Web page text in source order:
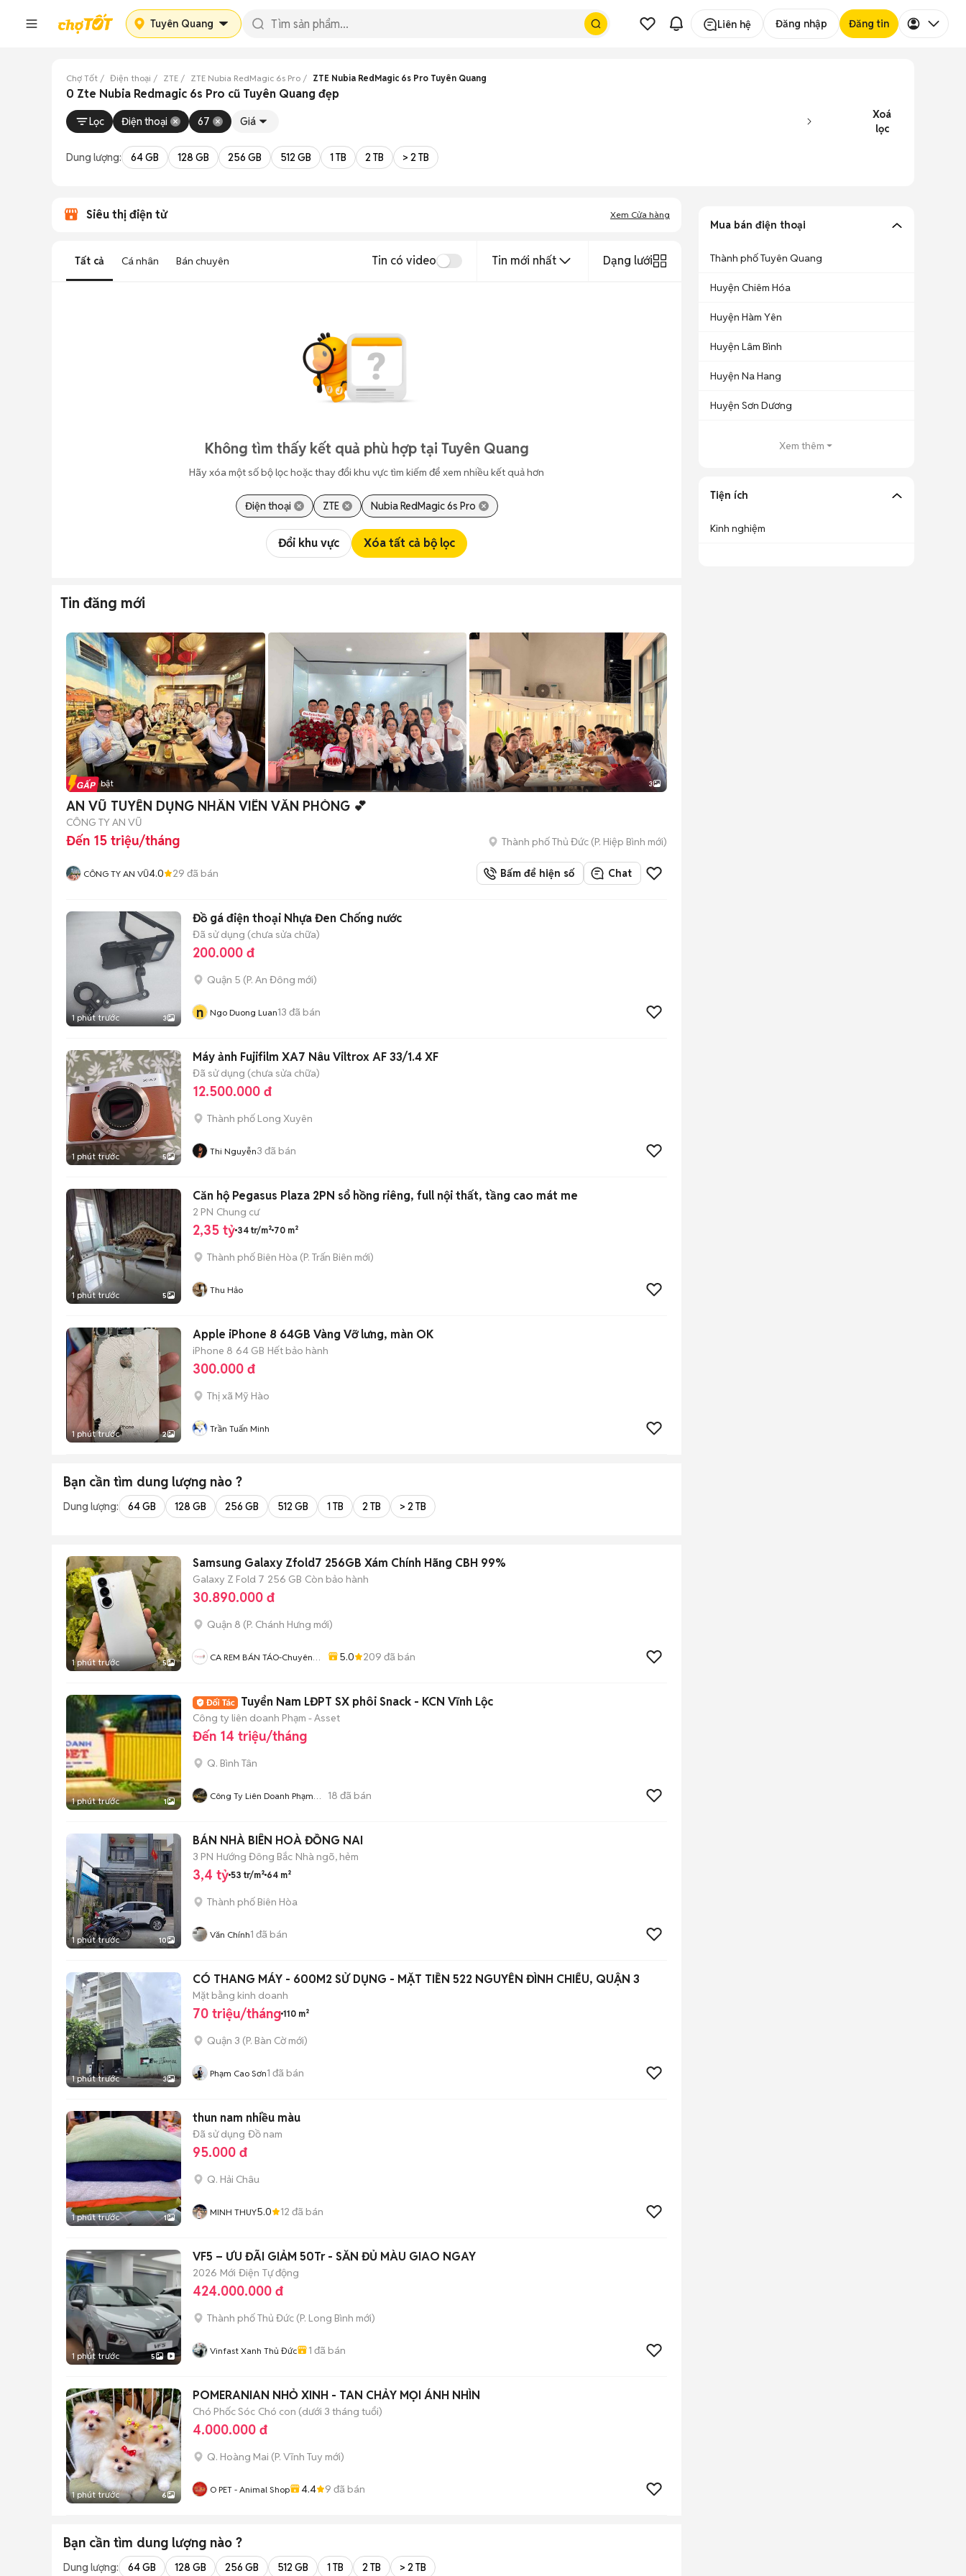
Tuyên Quang Liên hệ Đăng nhập Đăng tin
Chợ Tốt Điện thoại ZTE ZTE Nubia RedMagic 6s Pro ZTE Nubia RedMagic 6s Pro Tuyên Quang
0 Zte Nubia Redmagic 6s Pro cũ Tuyên Quang đẹp
Lọc Điện thoại 67 Giá
Xoá
lọc
Dung lượng: 64 GB 128 GB 256 GB 512 GB 1 TB 2 TB > 2 TB
Siêu thị điện tử Xem Cửa hàng
Tất cả Cá nhân Bán chuyên Tin có video Tin mới nhất Dạng lưới
Không tìm thấy kết quả phù hợp tại Tuyên Quang
Hãy xóa một số bộ lọc hoặc thay đổi khu vực tìm kiếm để xem nhiều kết quả hơn
Điện thoại ZTE Nubia RedMagic 6s Pro
Đổi khu vực Xóa tất cả bộ lọc
Tin đăng mới
Tin nổi bật 3
AN VŨ TUYỂN DỤNG NHÂN VIÊN VĂN PHÒNG 💕
CÔNG TY AN VŨ
Đến 15 triệu/tháng Thành phố Thủ Đức (P. Hiệp Bình mới)
CÔNG TY AN VŨ4.0 29 đã bán Bấm để hiện số Chat
1 phút trước 3
Đồ gá điện thoại Nhựa Đen Chống nước
Đã sử dụng (chưa sửa chữa)
200.000 đ
Quận 5 (P. An Đông mới)
n Ngo Duong Luan13 đã bán
1 phút trước 5
Máy ảnh Fujifilm XA7 Nâu Viltrox AF 33/1.4 XF
Đã sử dụng (chưa sửa chữa)
12.500.000 đ
Thành phố Long Xuyên
Thi Nguyễn3 đã bán
1 phút trước 5
Căn hộ Pegasus Plaza 2PN sổ hồng riêng, full nội thất, tầng cao mát me
2 PN Chung cư
2,35 tỷ 34 tr/m² 70 m²
Thành phố Biên Hòa (P. Trấn Biên mới)
Thu Hảo
1 phút trước 2
Apple iPhone 8 64GB Vàng Vỡ lưng, màn OK
iPhone 8 64 GB Hết bảo hành
300.000 đ
Thị xã Mỹ Hào
Trần Tuấn Minh
Bạn cần tìm dung lượng nào ?
Dung lượng: 64 GB 128 GB 256 GB 512 GB 1 TB 2 TB > 2 TB
1 phút trước 5
Samsung Galaxy Zfold7 256GB Xám Chính Hãng CBH 99%
Galaxy Z Fold 7 256 GB Còn bảo hành
30.890.000 đ
Quận 8 (P. Chánh Hưng mới)
CA REM BÁN TÁO-Chuyên
5.0 209 đã bán
1 phút trước 1
Tuyển Nam LĐPT SX phôi Snack - KCN Vĩnh Lộc
Công ty liên doanh Phạm - Asset
Đến 14 triệu/tháng
Q. Bình Tân
Công Ty Liên Doanh Phạm
18 đã bán
1 phút trước 10
BÁN NHÀ BIÊN HOÀ ĐỒNG NAI
3 PN Hướng Đông Bắc Nhà ngõ, hẻm
3,4 tỷ 53 tr/m² 64 m²
Thành phố Biên Hòa
Văn Chính1 đã bán
1 phút trước 3
CÓ THANG MÁY - 600M2 SỬ DỤNG - MẶT TIỀN 522 NGUYỄN ĐÌNH CHIỂU, QUẬN 3
Mặt bằng kinh doanh
70 triệu/tháng 110 m²
Quận 3 (P. Bàn Cờmới)
Phạm Cao Sơn1 đã bán
1 phút trước 1
thun nam nhiều màu
Đã sử dụng Đồ nam
95.000 đ
Q. Hải Châu
MINH THUY5.0 12 đã bán
1 phút trước 5
VF5 – ƯU ĐÃI GIẢM 50Tr - SẴN ĐỦ MÀU GIAO NGAY
2026 Mới Điện Tự động
424.000.000 đ
Thành phố Thủ Đức (P. Long Bình mới)
Vinfast Xanh Thủ Đức 1 đã bán
1 phút trước 6
POMERANIAN NHỎ XINH - TAN CHẢY MỌI ÁNH NHÌN
Chó Phốc Sóc Chó con (dưới 3 tháng tuổi)
4.000.000 đ
Q. Hoàng Mai (P. Vĩnh Tuy mới)
O PET - Animal Shop 4.4 9 đã bán
Bạn cần tìm dung lượng nào ?
Dung lượng: 64 GB 128 GB 256 GB 512 GB 1 TB 2 TB > 2 TB
Mua bán điện thoại
Thành phố Tuyên Quang
Huyện Chiêm Hóa
Huyện Hàm Yên
Huyện Lâm Bình
Huyện Na Hang
Huyện Sơn Dương
Xem thêm
Tiện ích
Kinh nghiệm